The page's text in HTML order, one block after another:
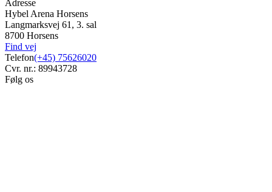
Adresse
Hybel Arena Horsens
Langmarksvej 61, 3. sal
8700 Horsens
Find vej
Telefon(+45) 75626020
Cvr. nr.: 89943728
Følg os